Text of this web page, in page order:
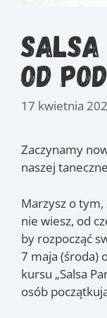
Salsa
od
17 kwietnia
Zaczynamy
naszej
Marzysz o tym,
nie wiesz, od
by rozpocząć
7 maja (środa)
kursu „Salsa
osób